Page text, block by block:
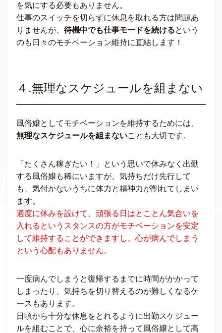
を気にする必要もありません。
仕事のスイッチを切らずに休息を取れる方は問題あ
りませんが、 待機中でも仕事モードを続けるという
のも日々のモチベーション維持に直結します！
４.無理なスケジュールを組まない
風俗嬢としてモチベーションを維持するためには、
無理なスケジュールを組まないことも大切です。
「たくさん稼ぎたい！」という思いで休みなく出勤
する風俗嬢も稀にいますが、気持ちだけ先行して
も、気付かないうちに体力と精神力が削れてしまい
ます。
適度に休みを設けて、頑張る日はとことん気合いを
入れるというスタンスの方がモチベーションを安定
して維持することができますし、心が病んでしまう
という心配もありません。
一度病んでしまうと復帰するまでに時間がかかって
しまったり、気持ちを切り替えるのが難しくなるケ
ースもあります。
日頃から十分な休息をとれるように出勤スケジュー
ルを組むことで、心に余裕を持って風俗嬢として高